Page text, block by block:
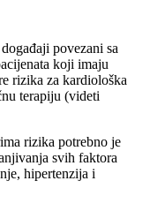
povezani sa
koji imaju
rizika za kardiološka
terapiju (videti
rizika potrebno je
svih faktora
hipertenzija i